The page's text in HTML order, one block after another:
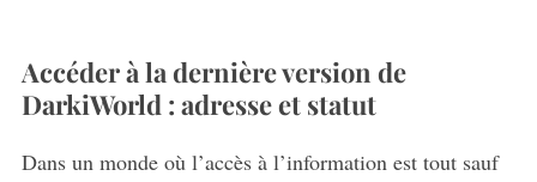
Accéder à la dernière version de
DarkiWorld : adresse et statut
Dans un monde où l’accès à l’information est tout sauf